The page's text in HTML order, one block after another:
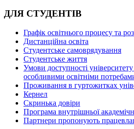
ДЛЯ СТУДЕНТІВ
Графік освітнього процесу та
Дистанційна освіта
Студентське самоврядування
Студентське життя
Умови доступності
особливими освітніми
Проживання в гуртожитках
Кернел
Скринька довіри
Програма внутрішньої
Партнери пропонують